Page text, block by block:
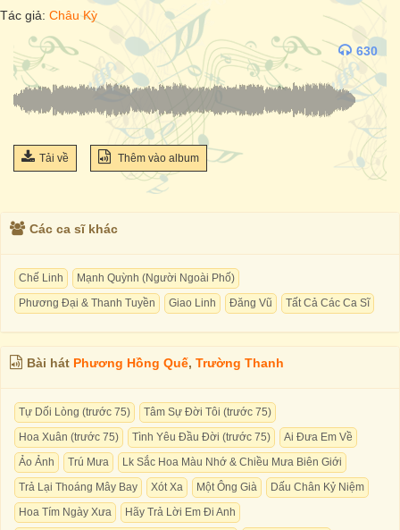
Tác giả: Châu Kỳ
630
Tải về Thêm vào album
Các ca sĩ khác
Chế Linh
Mạnh Quỳnh (Người Ngoài Phố)
Phương Đại & Thanh Tuyền
Giao Linh Đăng Vũ Tất Cả Các Ca Sĩ
Bài hát Phương Hồng Quế, Trường Thanh
Tự Dối Lòng (trước 75)
Tâm Sự Đời Tôi (trước 75)
Hoa Xuân (trước 75)
Tình Yêu Đầu Đời (trước 75)
Ai Đưa Em Về
Ảo Ảnh
Trú Mưa
Lk Sắc Hoa Màu Nhớ & Chiều Mưa Biên Giới
Trả Lại Thoáng Mây Bay
Xót Xa Một Ông Già
Dấu Chân Kỷ Niệm
Hoa Tím Ngày Xưa
Hãy Trả Lời Em Đi Anh